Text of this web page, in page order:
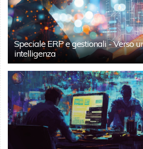
Speciale ERP e gestionali - Verso
intelligenza